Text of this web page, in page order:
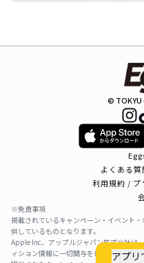
アプリ
© TOKYU
よくある
利用規約 / プ
※免責事項
掲載されているキャンペーン・イベント
供しているものとなります。
Apple Inc、アップルジャパン株式会社は
ィション情報に一切関与をしておりません